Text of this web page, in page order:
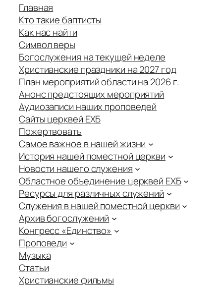
Главная
Кто такие баптисты
Как нас найти
Символ веры
Богослужения на текущей неделе
Христианские праздники на 2027 год
План мероприятий области на 2026 г.
Анонс предстоящих мероприятий
Аудиозаписи наших проповедей
Сайты церквей ЕХБ
Пожертвовать
Самое важное в нашей жизни
История нашей поместной церкви
Новости нашего служения
Областное объединение церквей ЕХБ
Ресурсы для различных служений
Служения в нашей поместной церкви
Архив богослужений
Конгресс «Единство»
Проповеди
Музыка
Статьи
Христианские фильмы